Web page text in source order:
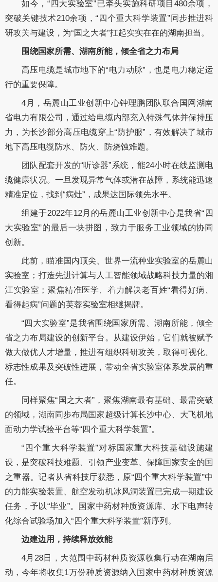
如今，“四大实验室”已牵头实施科研项目480余项，
突破关键技术210余项，“四个重大科学装置”同步推进科
研攻关与建设，为“国之大者”扛起实实在在的湖南担当。
围绕国家所需、湖南所能，倾全省之力布局
高压电缆是城市地下的“电力动脉”，也是电力稳定运
行的重要保障。
4月，岳麓山工业创新中心钟理鹏团队联合国网湖南
省电力有限公司，通过给电缆内部充入特殊气体并保持压
力，为长沙部分高压电缆穿上“防护服”，有效解决了城市
地下高压电缆防水、防火、防烧蚀难题。
团队配套开发的“听诊器”系统，能24小时在线监测电
缆健康状况。一旦发现异常气体或潜在故障，系统能迅速
精准定位，找到“病灶”，成果达国际领先水平。
组建于2022年12月的岳麓山工业创新中心是我省“四
大实验室”的最后一块拼图，致力于服务工业领域的协同
创新。
此前，瞄准国内顶尖、世界一流种业实验室的岳麓山
实验室；打造先进计算与人工智能领域战略科技力量的湘
江实验室；聚焦精准医学、着力解决老百姓“看得好病、
看得起病”问题的芙蓉实验室相继揭牌。
“四大实验室”是我省围绕国家所需、湖南所能，倾全
省之力布局建设的创新平台。从建设伊始，它们就被赋予
做大做优人才增量，推进有组织科研攻关，取得可视化、
标志性成果及突破性进展，带动全省实验室体系发展的重
任。
同样聚焦“国之大者”，聚焦湖南最有基础、最需突破
的领域，湖南同步布局国家超级计算长沙中心、大飞机地
面动力学试验平台等“四个重大科学装置”。
“四个重大科学装置”对标国家重大科技基础设施建
设，是突破科技难题、引领产业变革、保障国家安全的国
之重器。记者从省科技厅获悉，原“四个重大科学装置”中
的力能实验装置、航空发动机冰风洞装置已完成一期建设
任务，予以“毕业”。国家中药材种质资源库、水下电声转
化综合试验场加入“四个重大科学装置”新序列。
边建边用，持续释放效能
4月28日，大范围中药材种质资源收集行动在湖南启
动，今年将收集1万份种质资源纳入国家中药材种质资源